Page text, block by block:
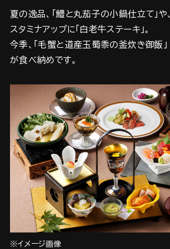
夏の逸品、「鱧と丸茄子の小鍋仕立て」や、
スタミナアップに「白老牛ステーキ」。
今季、「毛蟹と道産玉蜀黍の釜炊き御飯」
が食べ納めです。
※イメージ画像